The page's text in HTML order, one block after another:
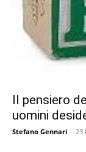
Il pensiero
uomini
Stefano Gennari - 23